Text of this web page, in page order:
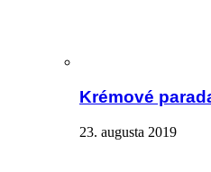
Krémové
23. augusta 2019